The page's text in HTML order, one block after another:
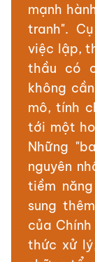
mạnh
tranh".
việc lập,
thầu có
không
mô, tính
tới một
Những
nguyên
tiềm
sung
của
thức xử